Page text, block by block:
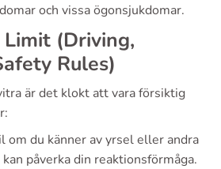
och vissa ögonsjukdomar.
(Driving,
Rules)
är det klokt att vara försiktig
om du känner av yrsel eller andra
påverka din reaktionsförmåga.